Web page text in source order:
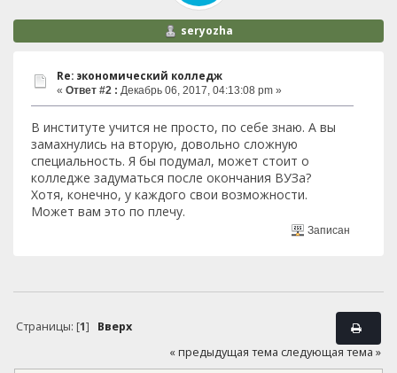
seryozha
Re: экономический колледж
« Ответ #2 : Декабрь 06, 2017, 04:13:08 pm »
В институте учится не просто, по себе знаю. А вы
замахнулись на вторую, довольно сложную
специальность. Я бы подумал, может стоит о
колледже задуматься после окончания ВУЗа?
Хотя, конечно, у каждого свои возможности.
Может вам это по плечу.
Записан
Страницы: [1] Вверх
« предыдущая тема следующая тема »